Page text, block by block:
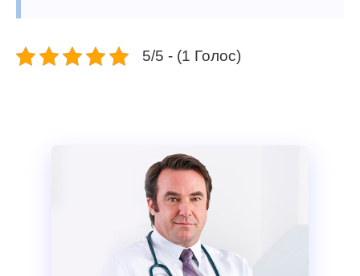
5/5 - (1 Голос)